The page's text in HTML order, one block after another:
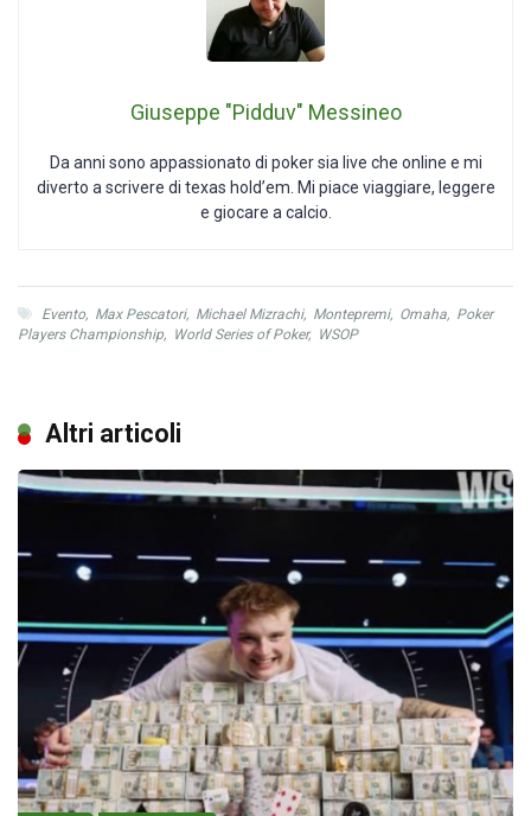
Giuseppe "Pidduv" Messineo
Da anni sono appassionato di poker sia live che online e mi
diverto a scrivere di texas hold’em. Mi piace viaggiare, leggere
e giocare a calcio.
Evento, Max Pescatori, Michael Mizrachi, Montepremi, Omaha, Poker
Players Championship, World Series of Poker, WSOP
Altri articoli